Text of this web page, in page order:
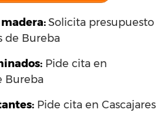
Solicita presupuesto
de Bureba
: Pide cita en
Bureba
Pide cita en Cascajares